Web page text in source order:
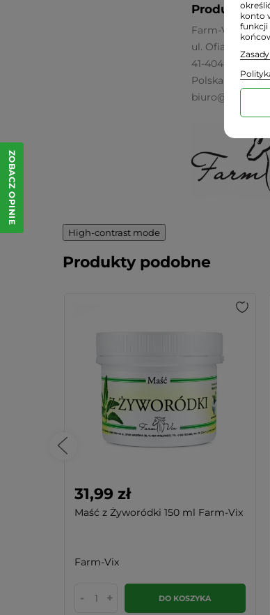
Producent:
Farm-Vix
ul. Ofiar
41-404
Polska
High-contrast mode
Produkty podobne
31,99 zł
Maść z Żyworódki 150 ml Farm-Vix
Farm-Vix
- + DO KOSZYKA
konto
funkcji
ZOBACZ OPINIE